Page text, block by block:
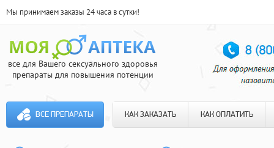
Мы принимаем заказы 24 часа в сутки!
все для Вашего сексуального здоровья
препараты для повышения потенции
ВСЕ ПРЕПАРАТЫ КАК ЗАКАЗАТЬ КАК ОПЛАТИТЬ